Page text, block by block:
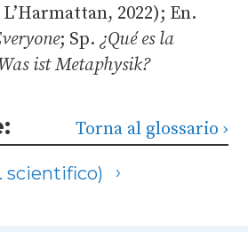
2022); En.
; Sp. ¿Qué es la
ist Metaphysik?
Torna al glossario
scientifico)